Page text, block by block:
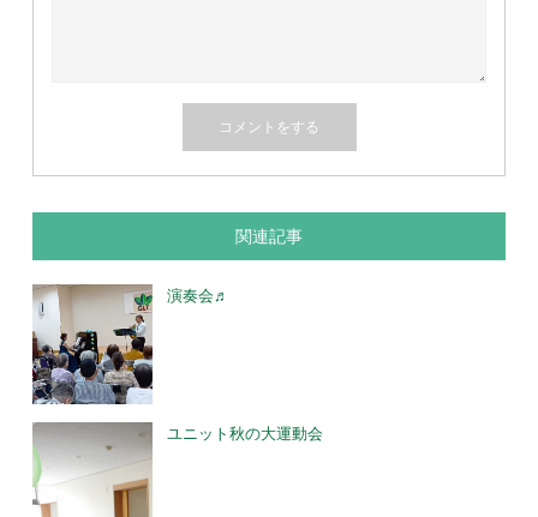
関連記事
演奏会♬
ユニット秋の大運動会